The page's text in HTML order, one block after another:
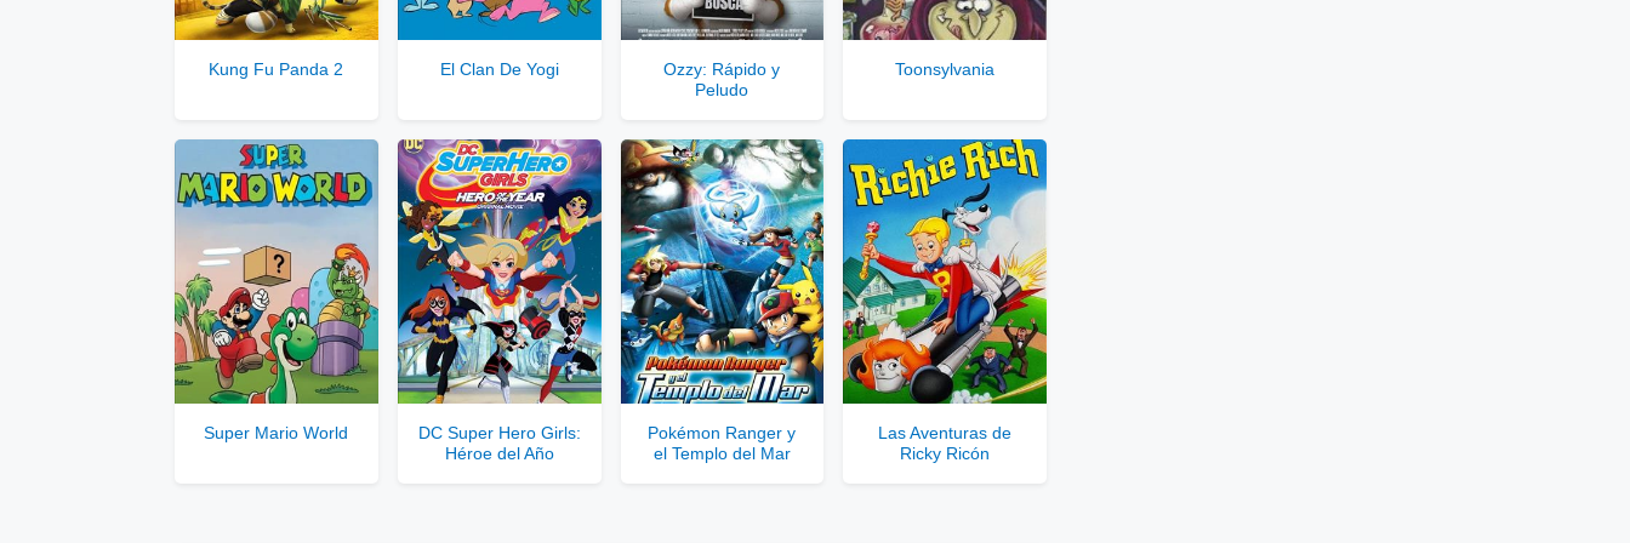
Servidores directos
Comprar Cuenta VIP Aquí!
Kung Fu Panda 2 El Clan De Yogi
Ozzy: Rápido y
Peludo
Toonsylvania
Super Mario World
DC Super Hero Girls:
Héroe del Año
Pokémon Ranger y
el Templo del Mar
Las Aventuras de
Ricky Ricón